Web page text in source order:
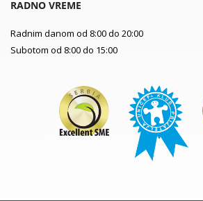
RADNO VREME
Radnim danom od 8:00 do 20:00
Subotom od 8:00 do 15:00